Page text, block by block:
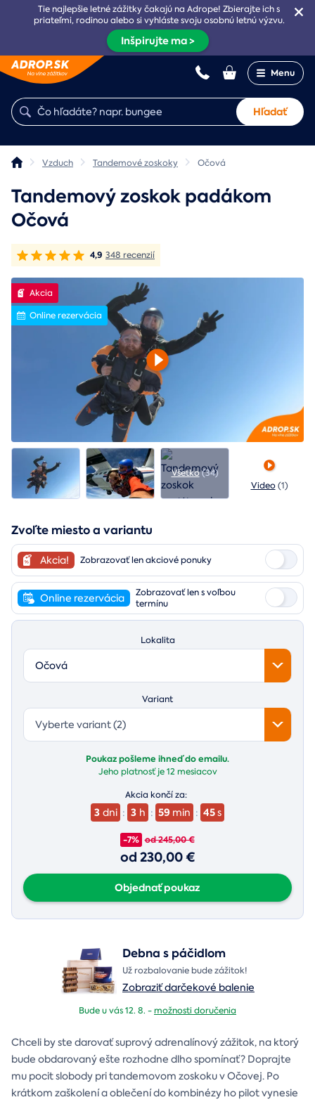
Tie najlepšie letné zážitky čakajú na Adrope! Zbierajte ich s
priateľmi, rodinou alebo si vyhláste svoju osobnú letnú výzvu.
Inšpirujte ma >
Menu
Hľadať
Vzduch Tandemové zoskoky Očová
Tandemový zoskok padákom
Očová
4,9 348 recenzií
Akcia
Online rezervácia
Všetko(34)
Video (1)
Zvoľte miesto a variantu
Akcia! Zobrazovať len akciové ponuky
Online rezervácia
Zobrazovať len s voľbou
termínu
Lokalita
Očová
Variant
Vyberte variant (2)
Poukaz pošleme ihneď do emailu.
Jeho platnosť je12 mesiacov
Akcia končí za:
3 dni : 3 h : 59 min : 43s
-7% od 245,00 €
od 230,00 €
Objednať poukaz
Debna s páčidlom
Už rozbalovanie bude zážitok!
Zobraziť darčekové balenie
Bude u vás 12. 8. -možnosti doručenia
Chceli by ste darovať suprový adrenalínový zážitok, na ktorý
bude obdarovaný ešte rozhodne dlho spomínať? Doprajte
mu pocit slobody pri tandemovom zoskoku v Očovej. Po
krátkom zaškolení a oblečení do kombinézy ho pilot vynesie